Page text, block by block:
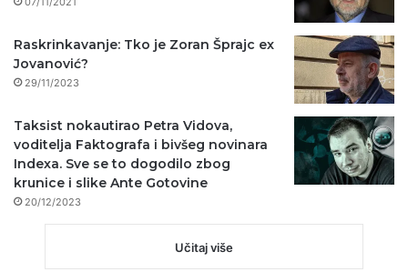
Raskrinkavanje: Tko je Zoran Šprajc ex
Jovanović?
29/11/2023
Taksist nokautirao Petra Vidova,
voditelja Faktografa i bivšeg novinara
Indexa. Sve se to dogodilo zbog
krunice i slike Ante Gotovine
20/12/2023
Učitaj više